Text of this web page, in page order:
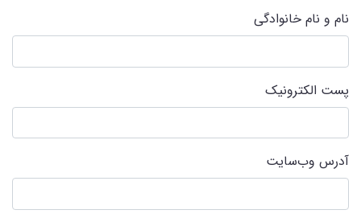
نام و نام خانوادگی
پست الکترونیک
آدرس وب‌سایت